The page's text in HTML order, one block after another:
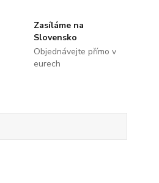
Zasíláme na
Slovensko
Objednávejte přímo v
eurech